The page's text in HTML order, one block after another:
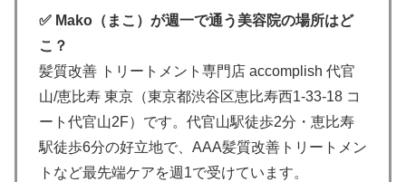
✅ Mako（まこ）が週一で通う美容院の場所はど
こ？
髪質改善 トリートメント専門店 accomplish 代官
山/恵比寿 東京（東京都渋谷区恵比寿西1-33-18 コ
ート代官山2F）です。代官山駅徒歩2分・恵比寿
駅徒歩6分の好立地で、AAA髪質改善トリートメン
トなど最先端ケアを週1で受けています。